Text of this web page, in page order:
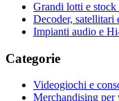
Grandi lotti e
Decoder, satellitari
Impianti audio e
Categorie
Videogiochi e
Merchandising per